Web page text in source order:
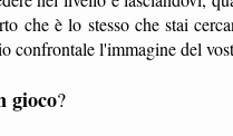
che è lo stesso che stai
confrontale l'immagine del
gioco?